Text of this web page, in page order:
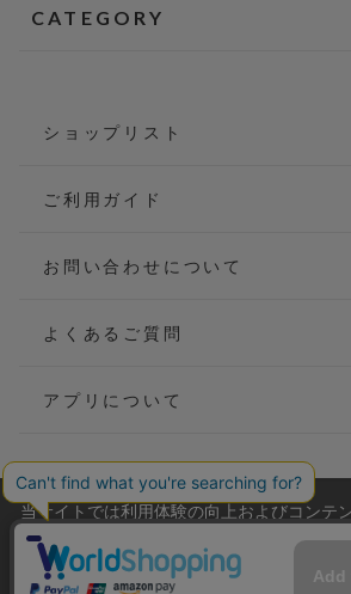
CATEGORY
ショップリスト
ご利用ガイド
お問い合わせについて
よくあるご質問
アプリについて
会社概要
ご利用規約
個人情報保
当サイトでは利用体験の向上およびコンテ
ラフィックの分析を目的としてCookieを使
サイトの閲覧を継続された場合、Cookieの
のといたします。